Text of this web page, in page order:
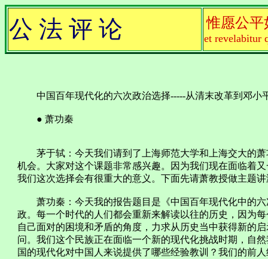
公 法 评 论 惟愿公平
et revelabitur
中国百年现代化的六次政治选择-----从清末改革到邓小
● 萧功秦
茅于轼：今天我们请到了上海师范大学和上海交大的萧
机会。大家对这个课题非常感兴趣。因为我们现在面临着
我们这次选择会有很重大的意义。下面先请萧教授做主题
萧功秦：今天我的报告题目是《中国百年现代化中的六
政。每一个时代的人们都会重新来解读以往的历史，因为
自己面对的困境和矛盾的角度，力求从历史当中获得新的
问。我们这个民族正在面临一个新的现代化挑战时期，自
国的现代化对中国人来说提供了哪些经验教训？我们的前